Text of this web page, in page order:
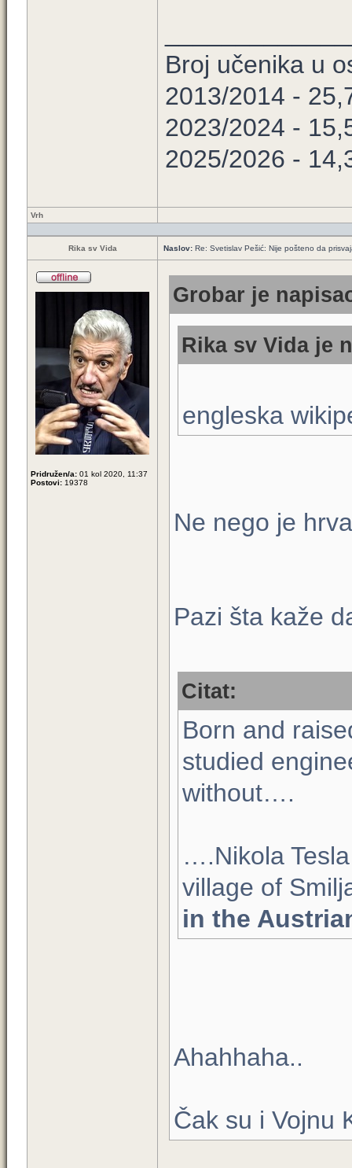
Broj učenika u
2013/2014 -
2023/2024 -
2025/2026 -
Vrh
Rika sv Vida Naslov: Re: Svetislav Pešić: Nije pošteno da
Pridružen/a: 01 kol 2020, 11:37
Postovi: 19378
Grobar je
Rika sv Vida je
engleska
Ne nego je
Pazi šta kaže
Citat:
Born and
studied
without….
….Nikola
village of
in the
Ahahhaha..
Čak su i Vojnu